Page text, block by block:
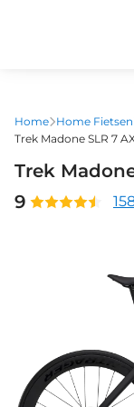
gaan
Home Home Fietsen
Trek Madone SLR 7
Trek
9